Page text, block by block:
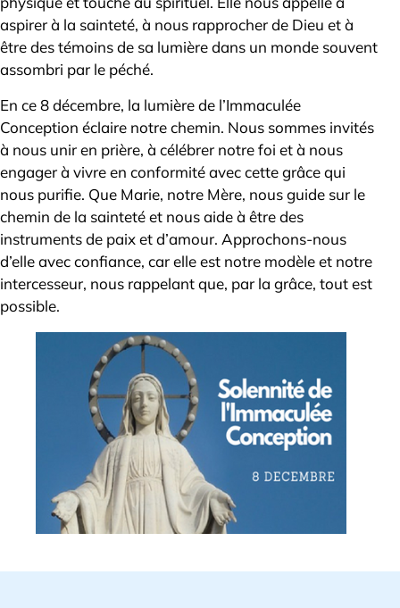
aspirer à la sainteté, à nous rapprocher de Dieu et à
être des témoins de sa lumière dans un monde souvent
assombri par le péché.
En ce 8 décembre, la lumière de l’Immaculée
Conception éclaire notre chemin. Nous sommes invités
à nous unir en prière, à célébrer notre foi et à nous
engager à vivre en conformité avec cette grâce qui
nous purifie. Que Marie, notre Mère, nous guide sur le
chemin de la sainteté et nous aide à être des
instruments de paix et d’amour. Approchons-nous
d’elle avec confiance, car elle est notre modèle et notre
intercesseur, nous rappelant que, par la grâce, tout est
possible.